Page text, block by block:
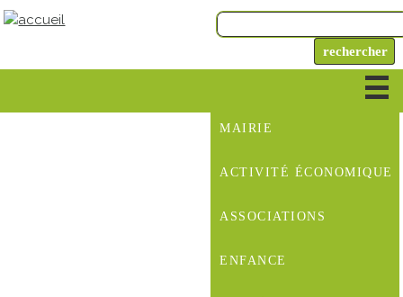
MAIRIE
ACTIVITÉ ÉCONOMIQUE
ASSOCIATIONS
ENFANCE